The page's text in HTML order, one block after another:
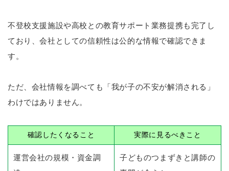
不登校支援施設や高校との教育サポート業務提携も完了し
ており、会社としての信頼性は公的な情報で確認できま
す。
ただ、会社情報を調べても「我が子の不安が解消される」
わけではありません。
確認したくなること 実際に見るべきこと
運営会社の規模・資金調
子どものつまずきと講師の